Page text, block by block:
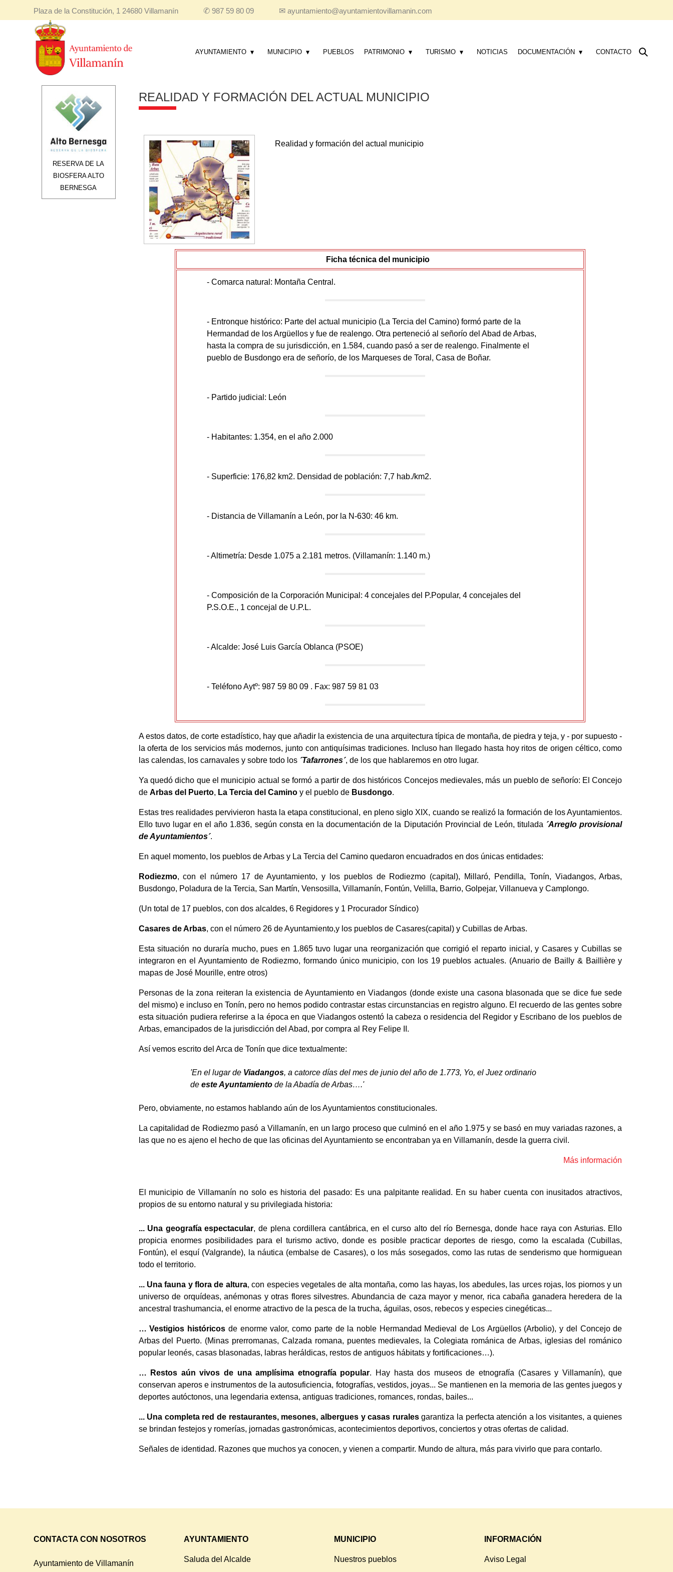
Plaza de la Constitución, 1 24680 Villamanín ✆987 59 80 09 ✉ayuntamiento@ayuntamientovillamanin.com
AYUNTAMIENTO MUNICIPIO PUEBLOS PATRIMONIO TURISMO NOTICIAS DOCUMENTACIÓN CONTACTO
RESERVA DE LA
BIOSFERA ALTO
BERNESGA
REALIDAD Y FORMACIÓN DEL ACTUAL MUNICIPIO
Realidad y formación del actual municipio
Ficha técnica del municipio
- Comarca natural: Montaña Central.
- Entronque histórico: Parte del actual municipio (La Tercia del Camino) formó parte de la
Hermandad de los Argüellos y fue de realengo. Otra perteneció al señorío del Abad de Arbas,
hasta la compra de su jurisdicción, en 1.584, cuando pasó a ser de realengo. Finalmente el
pueblo de Busdongo era de señorío, de los Marqueses de Toral, Casa de Boñar.
- Partido judicial: León
- Habitantes: 1.354, en el año 2.000
- Superficie: 176,82 km2. Densidad de población: 7,7 hab./km2.
- Distancia de Villamanín a León, por la N-630: 46 km.
- Altimetría: Desde 1.075 a 2.181 metros. (Villamanín: 1.140 m.)
- Composición de la Corporación Municipal: 4 concejales del P.Popular, 4 concejales del
P.S.O.E., 1 concejal de U.P.L.
- Alcalde: José Luis García Oblanca (PSOE)
- Teléfono Aytº: 987 59 80 09 . Fax: 987 59 81 03
A estos datos, de corte estadístico, hay que añadir la existencia de una arquitectura típica de montaña, de piedra y teja, y - por supuesto -
la oferta de los servicios más modernos, junto con antiquísimas tradiciones. Incluso han llegado hasta hoy ritos de origen céltico, como
las calendas, los carnavales y sobre todo los ´Tafarrones´, de los que hablaremos en otro lugar.
Ya quedó dicho que el municipio actual se formó a partir de dos históricos Concejos medievales, más un pueblo de señorío: El Concejo
de Arbas del Puerto, La Tercia del Caminoy el pueblo de Busdongo.
Estas tres realidades pervivieron hasta la etapa constitucional, en pleno siglo XIX, cuando se realizó la formación de los Ayuntamientos.
Ello tuvo lugar en el año 1.836, según consta en la documentación de la Diputación Provincial de León, titulada ´Arreglo provisional
de Ayuntamientos´.
En aquel momento, los pueblos de Arbas y La Tercia del Camino quedaron encuadrados en dos únicas entidades:
Rodiezmo, con el número 17 de Ayuntamiento, y los pueblos de Rodiezmo (capital), Millaró, Pendilla, Tonín, Viadangos, Arbas,
Busdongo, Poladura de la Tercia, San Martín, Vensosilla, Villamanín, Fontún, Velilla, Barrio, Golpejar, Villanueva y Camplongo.
(Un total de 17 pueblos, con dos alcaldes, 6 Regidores y 1 Procurador Síndico)
Casares de Arbas, con el número 26 de Ayuntamiento,y los pueblos de Casares(capital) y Cubillas de Arbas.
Esta situación no duraría mucho, pues en 1.865 tuvo lugar una reorganización que corrigió el reparto inicial, y Casares y Cubillas se
integraron en el Ayuntamiento de Rodiezmo, formando único municipio, con los 19 pueblos actuales. (Anuario de Bailly & Baillière y
mapas de José Mourille, entre otros)
Personas de la zona reiteran la existencia de Ayuntamiento en Viadangos (donde existe una casona blasonada que se dice fue sede
del mismo) e incluso en Tonín, pero no hemos podido contrastar estas circunstancias en registro alguno. El recuerdo de las gentes sobre
esta situación pudiera referirse a la época en que Viadangos ostentó la cabeza o residencia del Regidor y Escribano de los pueblos de
Arbas, emancipados de la jurisdicción del Abad, por compra al Rey Felipe II.
Así vemos escrito del Arca de Tonín que dice textualmente:
'En el lugar de Viadangos, a catorce días del mes de junio del año de 1.773, Yo, el Juez ordinario
deeste Ayuntamiento de la Abadía de Arbas….'
Pero, obviamente, no estamos hablando aún de los Ayuntamientos constitucionales.
La capitalidad de Rodiezmo pasó a Villamanín, en un largo proceso que culminó en el año 1.975 y se basó en muy variadas razones, a
las que no es ajeno el hecho de que las oficinas del Ayuntamiento se encontraban ya en Villamanín, desde la guerra civil.
Más información
El municipio de Villamanín no solo es historia del pasado: Es una palpitante realidad. En su haber cuenta con inusitados atractivos,
propios de su entorno natural y su privilegiada historia:
... Una geografía espectacular, de plena cordillera cantábrica, en el curso alto del río Bernesga, donde hace raya con Asturias. Ello
propicia enormes posibilidades para el turismo activo, donde es posible practicar deportes de riesgo, como la escalada (Cubillas,
Fontún), el esquí (Valgrande), la náutica (embalse de Casares), o los más sosegados, como las rutas de senderismo que hormiguean
todo el territorio.
... Una fauna y flora de altura, con especies vegetales de alta montaña, como las hayas, los abedules, las urces rojas, los piornos y un
universo de orquídeas, anémonas y otras flores silvestres. Abundancia de caza mayor y menor, rica cabaña ganadera heredera de la
ancestral trashumancia, el enorme atractivo de la pesca de la trucha, águilas, osos, rebecos y especies cinegéticas...
… Vestigios históricos de enorme valor, como parte de la noble Hermandad Medieval de Los Argüellos (Arbolio), y del Concejo de
Arbas del Puerto. (Minas prerromanas, Calzada romana, puentes medievales, la Colegiata románica de Arbas, iglesias del románico
popular leonés, casas blasonadas, labras heráldicas, restos de antiguos hábitats y fortificaciones…).
… Restos aún vivos de una amplísima etnografía popular. Hay hasta dos museos de etnografía (Casares y Villamanín), que
conservan aperos e instrumentos de la autosuficiencia, fotografías, vestidos, joyas... Se mantienen en la memoria de las gentes juegos y
deportes autóctonos, una legendaria extensa, antiguas tradiciones, romances, rondas, bailes...
... Una completa red de restaurantes, mesones, albergues y casas ruralesgarantiza la perfecta atención a los visitantes, a quienes
se brindan festejos y romerías, jornadas gastronómicas, acontecimientos deportivos, conciertos y otras ofertas de calidad.
Señales de identidad. Razones que muchos ya conocen, y vienen a compartir. Mundo de altura, más para vivirlo que para contarlo.
CONTACTA CON NOSOTROS
Ayuntamiento de Villamanín
AYUNTAMIENTO
Saluda del Alcalde
MUNICIPIO
Nuestros pueblos
INFORMACIÓN
Aviso Legal